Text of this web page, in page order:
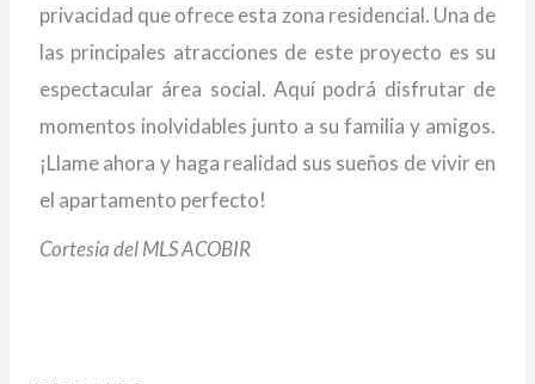
privacidad que ofrece esta zona residencial. Una de
las principales atracciones de este proyecto es su
espectacular área social. Aquí podrá disfrutar de
momentos inolvidables junto a su familia y amigos.
¡Llame ahora y haga realidad sus sueños de vivir en
el apartamento perfecto!
Cortesía del MLS ACOBIR